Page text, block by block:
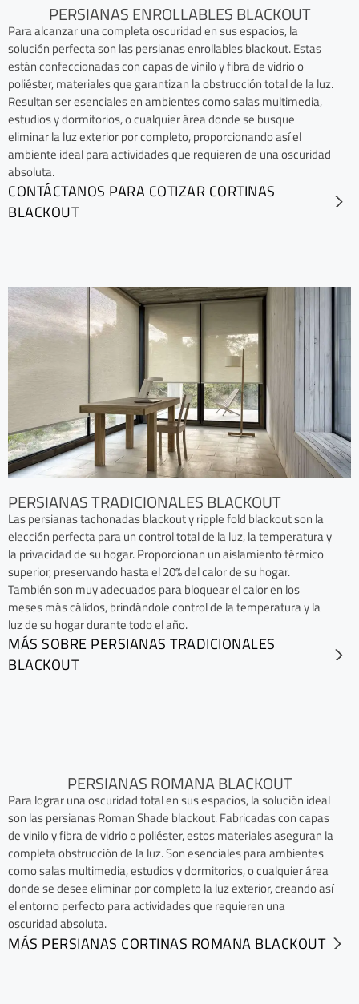
PERSIANAS ENROLLABLES BLACKOUT
Para alcanzar una completa oscuridad en sus espacios, la
solución perfecta son las persianas enrollables blackout. Estas
están confeccionadas con capas de vinilo y fibra de vidrio o
poliéster, materiales que garantizan la obstrucción total de la luz.
Resultan ser esenciales en ambientes como salas multimedia,
estudios y dormitorios, o cualquier área donde se busque
eliminar la luz exterior por completo, proporcionando así el
ambiente ideal para actividades que requieren de una oscuridad
absoluta.
CONTÁCTANOS PARA COTIZAR CORTINAS
BLACKOUT
PERSIANAS TRADICIONALES BLACKOUT
Las persianas tachonadas blackout y ripple fold blackout son la
elección perfecta para un control total de la luz, la temperatura y
la privacidad de su hogar. Proporcionan un aislamiento térmico
superior, preservando hasta el 20% del calor de su hogar.
También son muy adecuados para bloquear el calor en los
meses más cálidos, brindándole control de la temperatura y la
luz de su hogar durante todo el año.
MÁS SOBRE PERSIANAS TRADICIONALES
BLACKOUT
PERSIANAS ROMANA BLACKOUT
Para lograr una oscuridad total en sus espacios, la solución ideal
son las persianas Roman Shade blackout. Fabricadas con capas
de vinilo y fibra de vidrio o poliéster, estos materiales aseguran la
completa obstrucción de la luz. Son esenciales para ambientes
como salas multimedia, estudios y dormitorios, o cualquier área
donde se desee eliminar por completo la luz exterior, creando así
el entorno perfecto para actividades que requieren una
oscuridad absoluta.
MÁS PERSIANAS CORTINAS ROMANA BLACKOUT